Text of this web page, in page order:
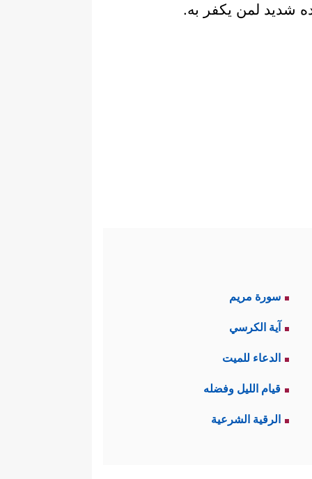
شديد لمن يكفر به.
سورة مريم
آية الكرسي
الدعاء للميت
قيام الليل وفضله
الرقية الشرعية